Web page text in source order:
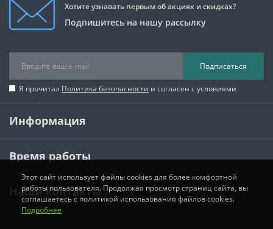
Хотите узнавать первым об акциях и скидках?
Подпишитесь на нашу рассылку
Подписаться
Я прочитал Политика безопасности и согласен с условиями
Информация
Время работы
Наши контакты
Этот сайт использует файлы cookies для более комфортной
работы пользователя. Продолжая просмотр страниц сайта, вы
соглашаетесь с политикой использования файлов cookies.
Подробнее